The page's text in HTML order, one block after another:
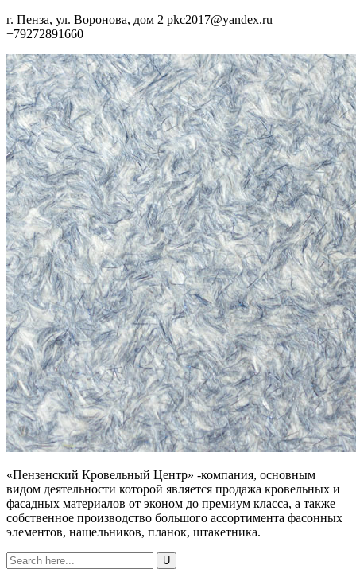
г. Пенза, ул. Воронова, дом 2 pkc2017@yandex.ru
+79272891660
«Пензенский Кровельный Центр» -компания, основным
видом деятельности которой является продажа кровельных и
фасадных материалов от эконом до премиум класса, а также
собственное производство большого ассортимента фасонных
элементов, нащельников, планок, штакетника.